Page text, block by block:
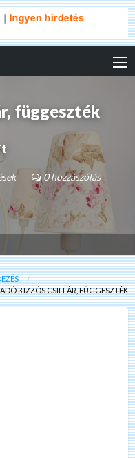
függeszték
0 hozzászólás
3 IZZÓS CSILLÁR, FÜGGESZTÉK